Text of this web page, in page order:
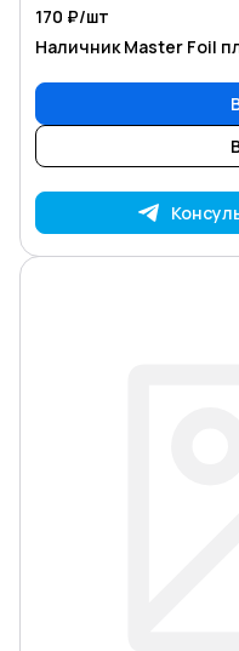
170 ₽/шт
Наличник Master Foil